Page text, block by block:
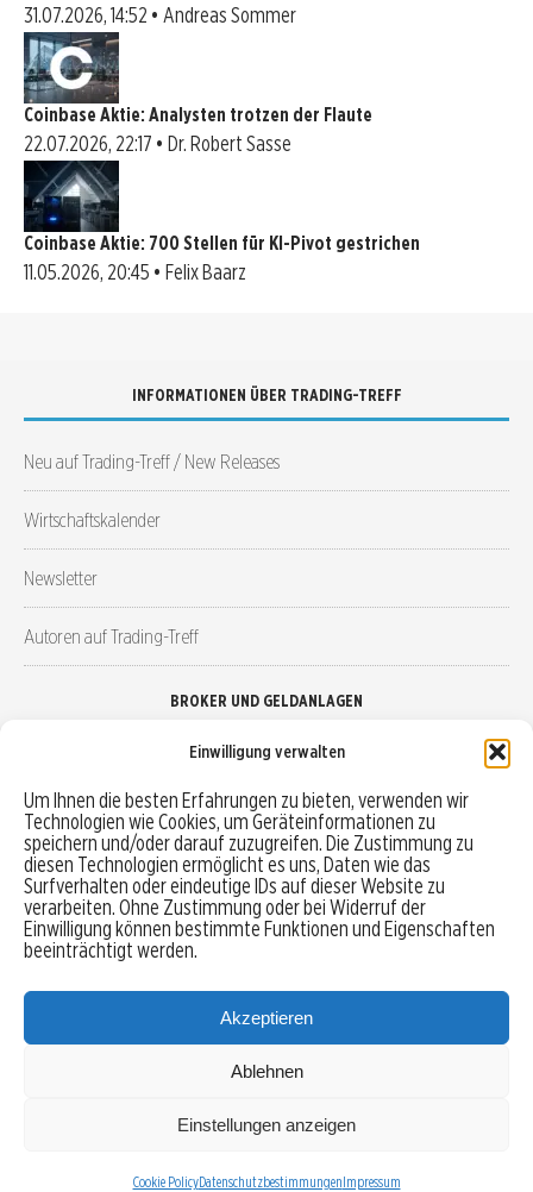
Einwilligung verwalten
Um Ihnen die besten Erfahrungen zu bieten, verwenden wir
Technologien wie Cookies, um Geräteinformationen zu
speichern und/oder darauf zuzugreifen. Die Zustimmung zu
diesen Technologien ermöglicht es uns, Daten wie das
Surfverhalten oder eindeutige IDs auf dieser Website zu
verarbeiten. Ohne Zustimmung oder bei Widerruf der
Einwilligung können bestimmte Funktionen und Eigenschaften
beeinträchtigt werden.
Akzeptieren
Ablehnen
Einstellungen anzeigen
Cookie PolicyDatenschutzbestimmungenImpressum
31.07.2026, 14:52 • Andreas Sommer
Coinbase Aktie: Analysten trotzen der Flaute
22.07.2026, 22:17 • Dr. Robert Sasse
Coinbase Aktie: 700 Stellen für KI-Pivot gestrichen
11.05.2026, 20:45 • Felix Baarz
INFORMATIONEN ÜBER TRADING-TREFF
Neu auf Trading-Treff / New Releases
Wirtschaftskalender
Newsletter
Autoren auf Trading-Treff
BROKER UND GELDANLAGEN
Robo-Advisor vergleichen
Depotvergleich
Festgeld vergleichen
Tagesgeld vergleichen